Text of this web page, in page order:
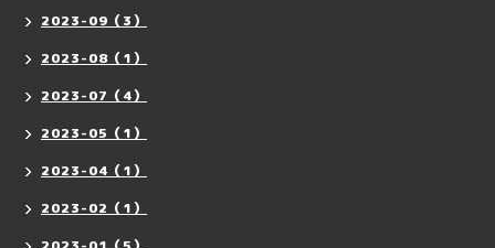
2023-09（3）
2023-08（1）
2023-07（4）
2023-05（1）
2023-04（1）
2023-02（1）